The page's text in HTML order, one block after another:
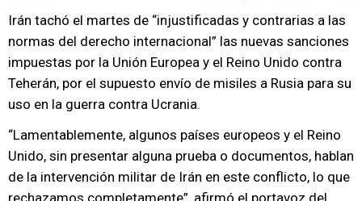
Irán tachó el martes de “injustificadas y contrarias a las
normas del derecho internacional” las nuevas sanciones
impuestas por la Unión Europea y el Reino Unido contra
Teherán, por el supuesto envío de misiles a Rusia para su
uso en la guerra contra Ucrania.
“Lamentablemente, algunos países europeos y el Reino
Unido, sin presentar alguna prueba o documentos, hablan
de la intervención militar de Irán en este conflicto, lo que
rechazamos completamente”, afirmó el portavoz del